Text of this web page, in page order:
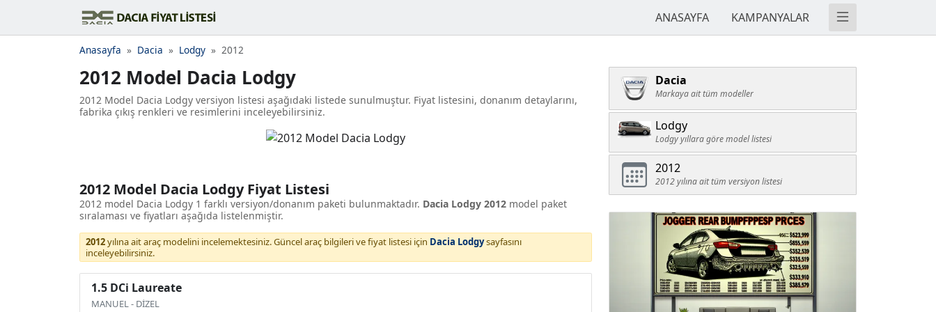
ANASAYFA KAMPANYALAR
Anasayfa Dacia Lodgy 2012
2012 Model Dacia Lodgy
2012 Model Dacia Lodgy versiyon listesi aşağıdaki listede sunulmuştur. Fiyat listesini, donanım detaylarını,
fabrika çıkış renkleri ve resimlerini inceleyebilirsiniz.
2012 Model Dacia Lodgy Fiyat Listesi
2012 model Dacia Lodgy 1 farklı versiyon/donanım paketi bulunmaktadır. Dacia Lodgy 2012 model paket
sıralaması ve fiyatları aşağıda listelenmiştir.
2012yılına ait araç modelini incelemektesiniz. Güncel araç bilgileri ve fiyat listesi için Dacia Lodgysayfasını
inceleyebilirsiniz.
1.5 DCi Laureate
MANUEL- DİZEL
Dacia
Markaya ait tüm modeller
Lodgy
Lodgy yıllara göre model listesi
2012
2012 yılına ait tüm versiyon listesi